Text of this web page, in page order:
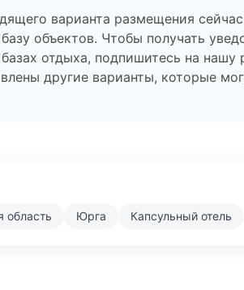
варианта размещения
объектов. Чтобы получать
отдыха, подпишитесь на нашу
другие варианты, которые
область Юрга Капсульный отель